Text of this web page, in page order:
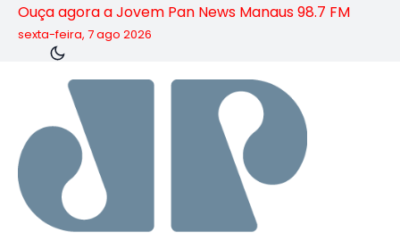
Ouça agora a Jovem Pan News Manaus 98.7 FM
sexta-feira, 7 ago 2026